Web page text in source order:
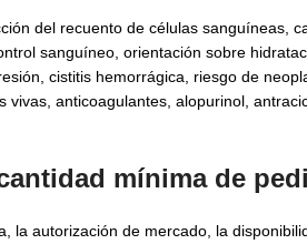
del recuento de células sanguíneas,
sanguíneo, orientación sobre
cistitis hemorrágica, riesgo de
anticoagulantes, alopurinol,
mínima de
la autorización de mercado, la